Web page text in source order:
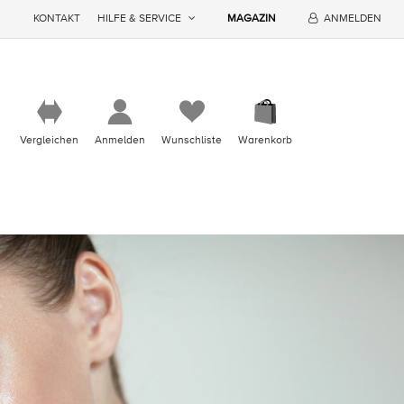
KONTAKT HILFE & SERVICE MAGAZIN ANMELDEN
Vergleichen Anmelden Wunschliste Warenkorb